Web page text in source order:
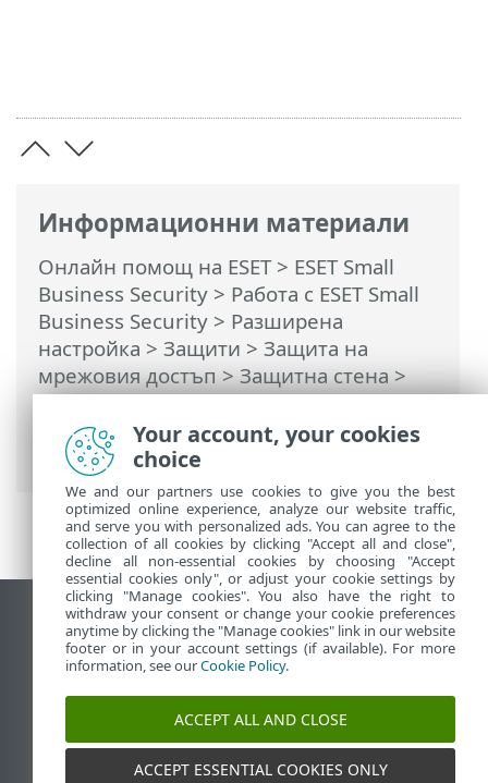
Информационни материали
Онлайн помощ на ESET> ESET Small
Business Security > Работа с ESET Small
Business Security > Разширена
настройка > Защити > Защита на
мрежовия достъп>Защитна стена>
Правила за защитната стена>
Добавяне и редактиране на правила на
защитната стена
Преглед на настолна версия на сайт
End of Life
База със знания на ESET
Форум на ESET
ESET Status Portal
Регионална поддръжка
Your account, your cookies
choice
We and our partners use cookies to give you the best
optimized online experience, analyze our website traffic,
and serve you with personalized ads. You can agree to the
collection of all cookies by clicking "Accept all and close",
decline all non-essential cookies by choosing "Accept
essential cookies only", or adjust your cookie settings by
clicking "Manage cookies". You also have the right to
withdraw your consent or change your cookie preferences
anytime by clicking the "Manage cookies" link in our website
footer or in your account settings (if available). For more
information, see ourCookie Policy.
ACCEPT ALL AND CLOSE
ACCEPT ESSENTIAL COOKIES ONLY